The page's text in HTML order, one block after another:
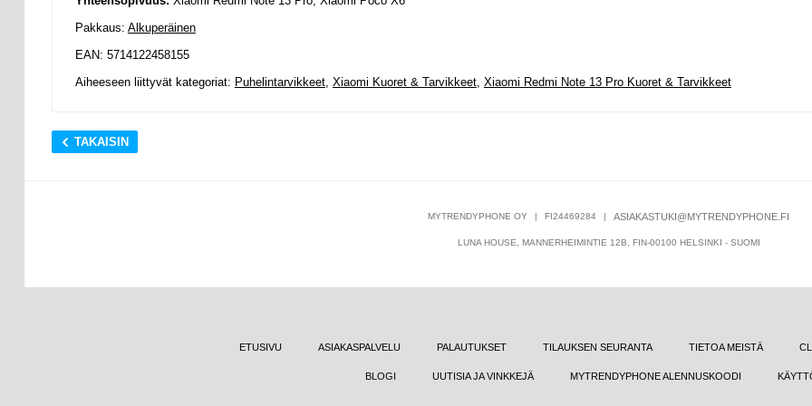
Pakkaus: Alkuperäinen
EAN: 5714122458155
Aiheeseen liittyvät kategoriat: Puhelintarvikkeet, Xiaomi Kuoret & Tarvikkeet, Xiaomi Redmi Note 13 Pro Kuoret & Tarvikkeet
TAKAISIN
MYTRENDYPHONE OY | FI24469284 | ASIAKASTUKI@MYTRENDYPHONE.FI
LUNA HOUSE, MANNERHEIMINTIE 12B, FIN-00100 HELSINKI - SUOMI
ETUSIVU ASIAKASPALVELU PALAUTUKSET TILAUKSEN SEURANTA TIETOA MEISTÄ
BLOGI UUTISIA JA VINKKEJÄ MYTRENDYPHONE ALENNUSKOODI